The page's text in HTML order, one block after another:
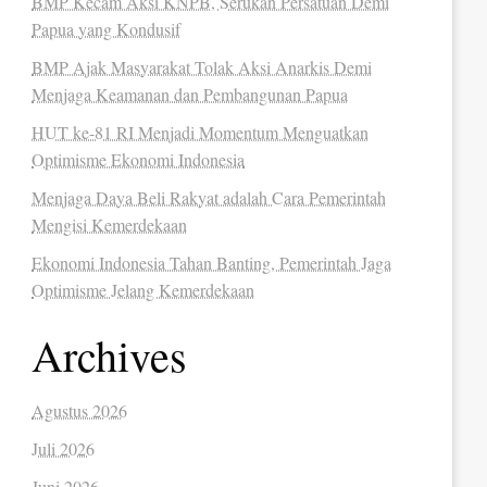
Papua yang Kondusif
BMP Ajak Masyarakat Tolak Aksi Anarkis Demi
Menjaga Keamanan dan Pembangunan Papua
HUT ke-81 RI Menjadi Momentum Menguatkan
Optimisme Ekonomi Indonesia
Menjaga Daya Beli Rakyat adalah Cara Pemerintah
Mengisi Kemerdekaan
Ekonomi Indonesia Tahan Banting, Pemerintah Jaga
Optimisme Jelang Kemerdekaan
Archives
Agustus 2026
Juli 2026